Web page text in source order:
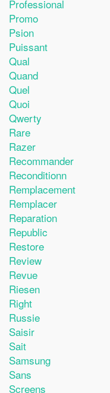
Professional
Promo
Psion
Puissant
Qual
Quand
Quel
Quoi
Qwerty
Rare
Razer
Recommander
Reconditionn
Remplacement
Remplacer
Reparation
Republic
Restore
Review
Revue
Riesen
Right
Russie
Saisir
Sait
Samsung
Sans
Screens